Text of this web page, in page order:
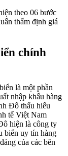
theo 06 bước
thẩm định giá
chính
là một phần
nhập khẩu hàng
Đô thấu hiểu
tế Việt Nam
hiện là công ty
biển uy tín hàng
của các bên